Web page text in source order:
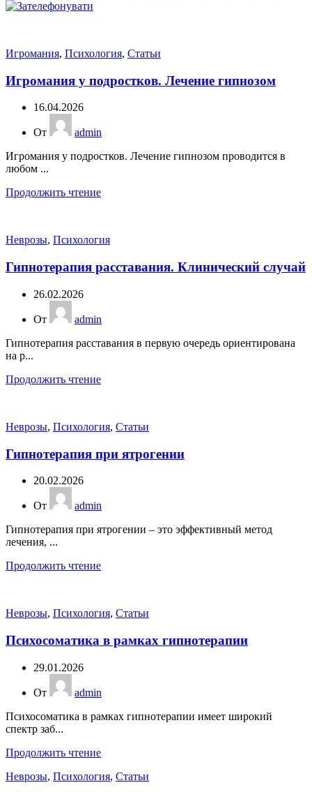
Игромания, Психология, Статьи
Игромания у подростков. Лечение гипнозом
16.04.2026
От
admin
Игромания у подростков. Лечение гипнозом проводится в
любом ...
Продолжить чтение
Неврозы, Психология
Гипнотерапия расставания. Клинический случай
26.02.2026
От
admin
Гипнотерапия расставания в первую очередь ориентирована
на р...
Продолжить чтение
Неврозы, Психология, Статьи
Гипнотерапия при ятрогении
20.02.2026
От
admin
Гипнотерапия при ятрогении – это эффективный метод
лечения, ...
Продолжить чтение
Неврозы, Психология, Статьи
Психосоматика в рамках гипнотерапии
29.01.2026
От
admin
Психосоматика в рамках гипнотерапии имеет широкий
спектр заб...
Продолжить чтение
Неврозы, Психология, Статьи